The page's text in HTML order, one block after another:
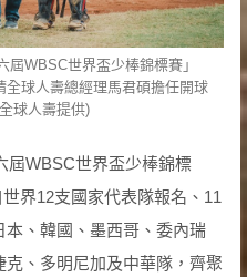
屆WBSC世界盃少棒錦標賽」
全球人壽總經理馬君碩擔任開球
球人壽提供)
屆WBSC世界盃少棒錦標
界12支國家代表隊報名、11
、韓國、墨西哥、委內瑞
、多明尼加及中華隊，齊聚